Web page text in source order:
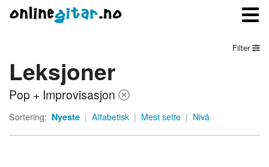
Meny
Logg inn
Filter
Leksjoner
Pop + Improvisasjon
Sortering: Nyeste | Alfabetisk | Mest sette | Nivå